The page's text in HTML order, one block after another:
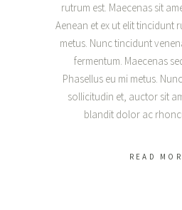
rutrum est. Maecenas sit
Aenean et ex ut elit tincidunt
metus. Nunc tincidunt
fermentum. Maecenas
Phasellus eu mi metus.
sollicitudin et, auctor sit
blandit dolor ac
READ